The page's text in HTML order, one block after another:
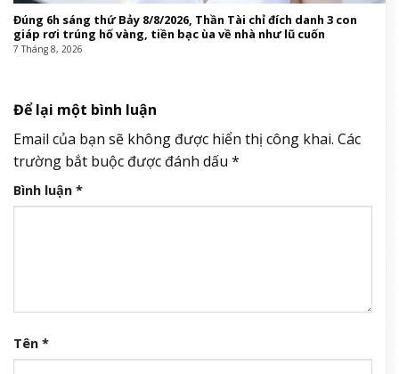
Đúng 6h sáng thứ Bảy 8/8/2026, Thần Tài chỉ đích danh 3 con
giáp rơi trúng hố vàng, tiền bạc ùa về nhà như lũ cuốn
7 Tháng 8, 2026
Để lại một bình luận
Email của bạn sẽ không được hiển thị công khai. Các
trường bắt buộc được đánh dấu *
Bình luận *
Tên *